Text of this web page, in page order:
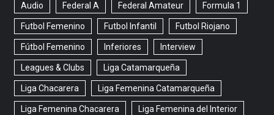
Audio Federal A Federal Amateur Formula 1
Futbol Femenino Futbol Infantil Futbol Riojano
Fútbol Femenino Inferiores Interview
Leagues & Clubs Liga Catamarqueña
Liga Chacarera Liga Femenina Catamarqueña
Liga Femenina Chacarera Liga Femenina del Interior